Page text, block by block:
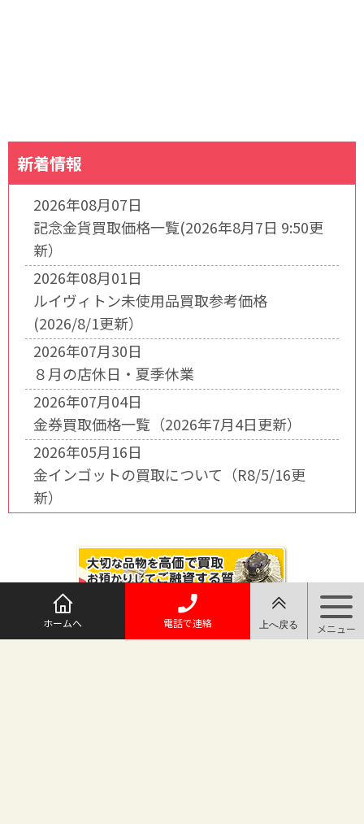
新着情報
2026年08月07日
記念金貨買取価格一覧(2026年8月7日 9:50更
新）
2026年08月01日
ルイヴィトン未使用品買取参考価格
(2026/8/1更新）
2026年07月30日
８月の店休日・夏季休業
2026年07月04日
金券買取価格一覧（2026年7月4日更新）
2026年05月16日
金インゴットの買取について（R8/5/16更
新）
ホームへ 電話で連絡